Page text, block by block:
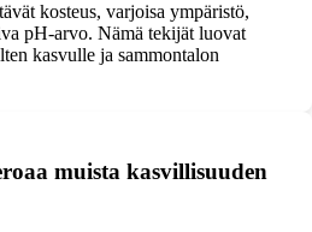
kosteus, varjoisa ympäristö,
pH-arvo. Nämä tekijät luovat
kasvulle ja sammontalon
muista kasvillisuuden